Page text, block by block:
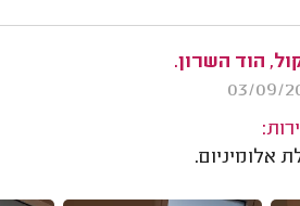
הוד השרון.
אלומיניום.